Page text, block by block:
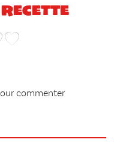
commenter